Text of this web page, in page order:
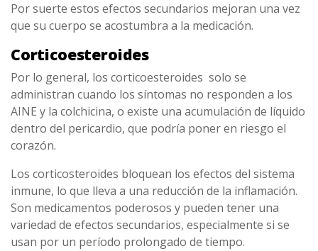
Por suerte estos efectos secundarios mejoran una vez
que su cuerpo se acostumbra a la medicación.
Corticoesteroides
Por lo general, los corticoesteroides solo se
administran cuando los síntomas no responden a los
AINE y la colchicina, o existe una acumulación de líquido
dentro del pericardio, que podría poner en riesgo el
corazón.
Los corticosteroides bloquean los efectos del sistema
inmune, lo que lleva a una reducción de la inflamación.
Son medicamentos poderosos y pueden tener una
variedad de efectos secundarios, especialmente si se
usan por un período prolongado de tiempo.